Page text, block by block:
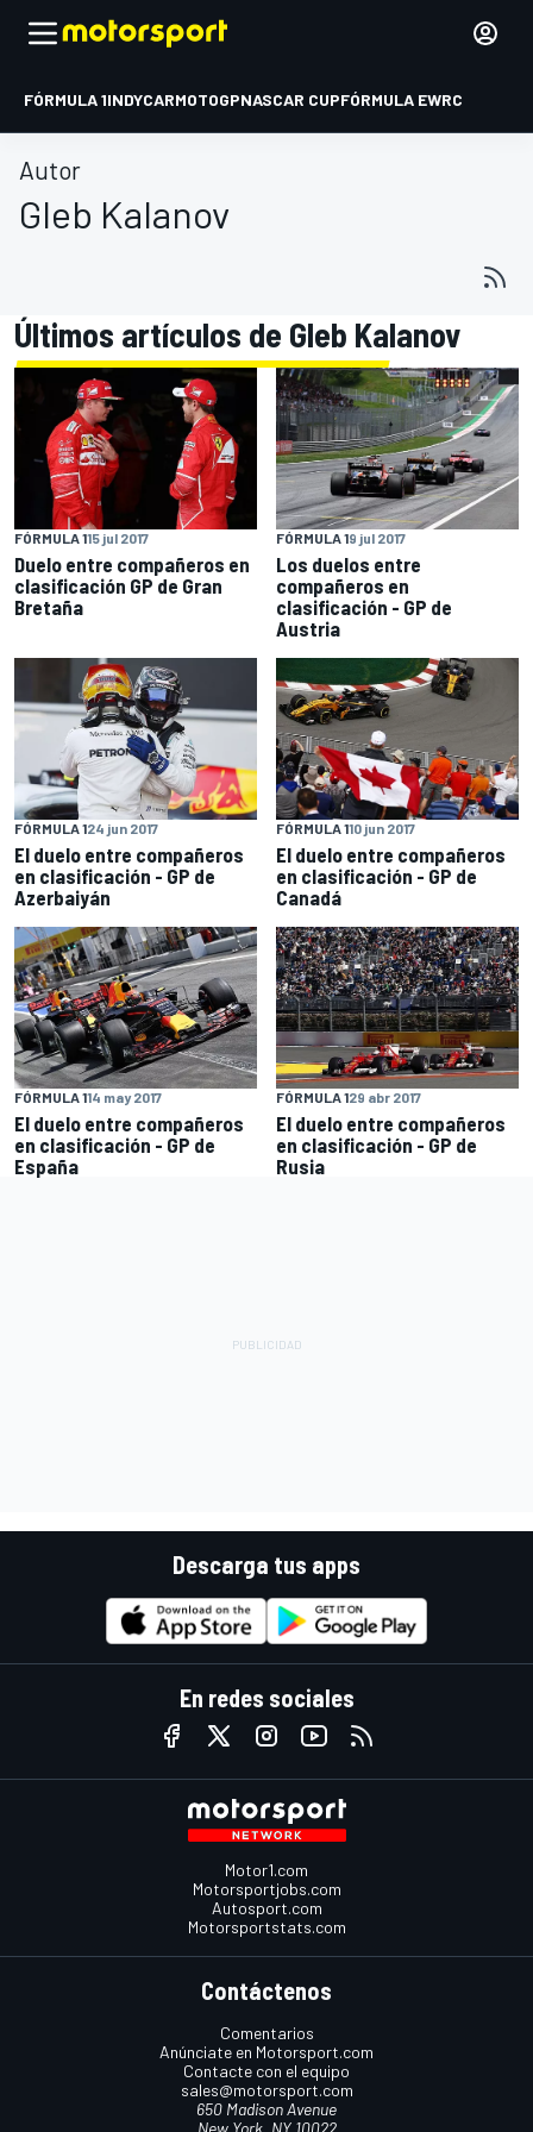
FÓRMULA 1INDYCARMOTOGPNASCAR CUPFÓRMULA EWRC
Autor
Gleb Kalanov
Últimos artículos de Gleb Kalanov
FÓRMULA 115 jul 2017
Duelo entre compañeros en
clasificación GP de Gran
Bretaña
FÓRMULA 19 jul 2017
Los duelos entre
compañeros en
clasificación - GP de
Austria
FÓRMULA 124 jun 2017
El duelo entre compañeros
en clasificación - GP de
Azerbaiyán
FÓRMULA 110 jun 2017
El duelo entre compañeros
en clasificación - GP de
Canadá
FÓRMULA 114 may 2017
El duelo entre compañeros
en clasificación - GP de
España
FÓRMULA 129 abr 2017
El duelo entre compañeros
en clasificación - GP de
Rusia
Descarga tus apps
En redes sociales
Motor1.com
Motorsportjobs.com
Autosport.com
Motorsportstats.com
Contáctenos
Comentarios
Anúnciate en Motorsport.com
Contacte con el equipo
sales@motorsport.com
650 Madison Avenue
New York, NY 10022